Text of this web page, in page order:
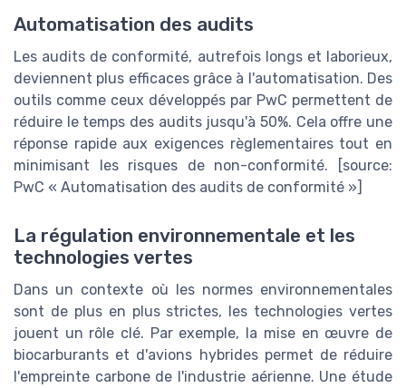
Automatisation des audits
Les audits de conformité, autrefois longs et laborieux,
deviennent plus efficaces grâce à l'automatisation. Des
outils comme ceux développés par PwC permettent de
réduire le temps des audits jusqu'à 50%. Cela offre une
réponse rapide aux exigences règlementaires tout en
minimisant les risques de non-conformité. [source:
PwC « Automatisation des audits de conformité »]
La régulation environnementale et les
technologies vertes
Dans un contexte où les normes environnementales
sont de plus en plus strictes, les technologies vertes
jouent un rôle clé. Par exemple, la mise en œuvre de
biocarburants et d'avions hybrides permet de réduire
l'empreinte carbone de l'industrie aérienne. Une étude